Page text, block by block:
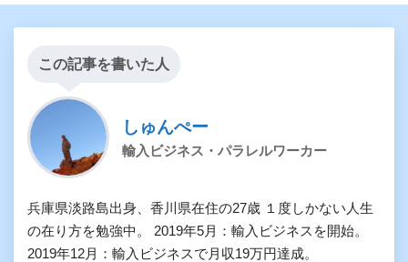
この記事を書いた人
しゅんぺー
輸入ビジネス・パラレルワーカー
兵庫県淡路島出身、香川県在住の27歳 １度しかない人生
の在り方を勉強中。 2019年5月：輸入ビジネスを開始。
2019年12月：輸入ビジネスで月収19万円達成。